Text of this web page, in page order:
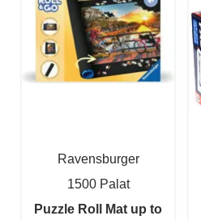
Ravensburger
1500 Palat
Puzzle Roll Mat up to